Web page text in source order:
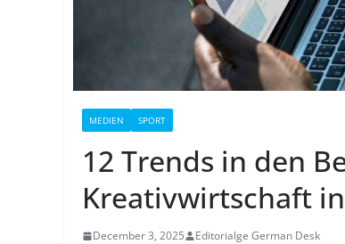
MEDIEN SPORT
12 Trends in den
Kreativwirtschaft
December 3, 2025 Editorialge German Desk